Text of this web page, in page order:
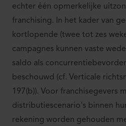
echter één opmerkelijke
franchising. In het kader van
kortlopende (twee tot zes
campagnes kunnen vaste
saldo als
beschouwd (cf. Verticale
197(b)). Voor franchisegevers
distributiescenario's binnen
rekening worden gehouden